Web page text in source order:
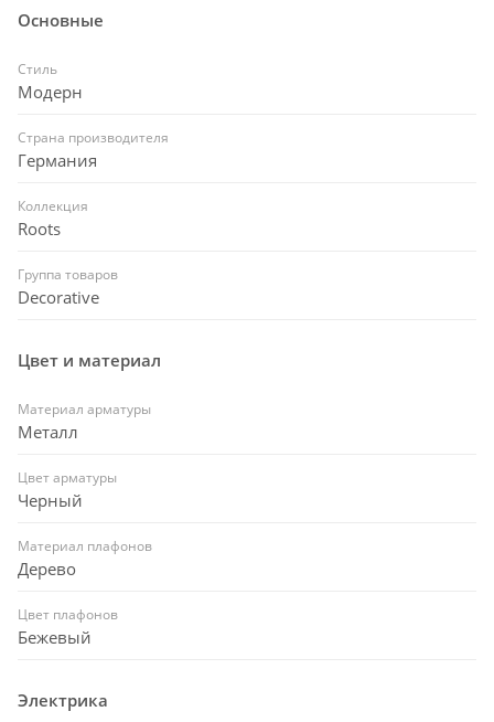
Основные
Стиль
Модерн
Страна производителя
Германия
Коллекция
Roots
Группа товаров
Decorative
Цвет и материал
Материал арматуры
Металл
Цвет арматуры
Черный
Материал плафонов
Дерево
Цвет плафонов
Бежевый
Электрика